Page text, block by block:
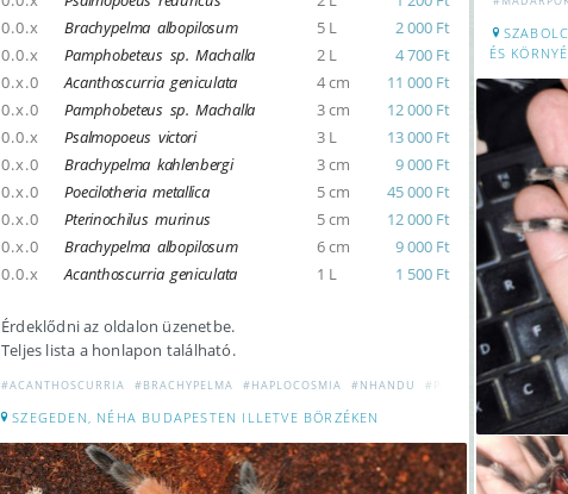
0.0.x
Brachypelma albopilosum 5 L
2 000 Ft
0.0.x
Pamphobeteus sp. Machalla 2 L
4 700 Ft
0.x.0
Acanthoscurria geniculata 4 cm
11 000 Ft
0.x.0
Pamphobeteus sp. Machalla 3 cm
12 000 Ft
0.0.x
Psalmopoeus victori 3 L
13 000 Ft
0.x.0
Brachypelma kahlenbergi 3 cm
9 000 Ft
0.x.0
Poecilotheria metallica 5 cm
45 000 Ft
0.x.0
Pterinochilus murinus 5 cm
12 000 Ft
0.x.0
Brachypelma albopilosum 6 cm
9 000 Ft
0.0.x
Acanthoscurria geniculata 1 L 1 500 Ft
Érdeklődni az oldalon üzenetbe.
Teljes lista a honlapon található.
#ACANTHOSCURRIA #BRACHYPELMA #HAPLOCOSMIA #NHANDU #PAMPHOBETEUS
SZEGEDEN, NÉHA BUDAPESTEN ILLETVE BÖRZÉKEN
ÉS